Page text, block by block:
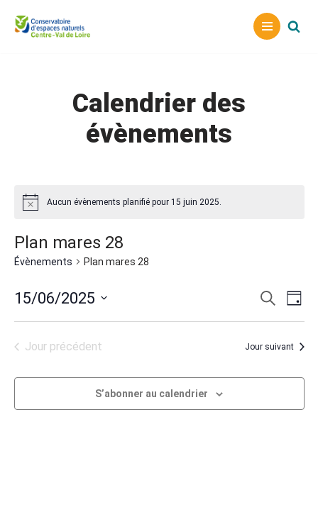
Aller
Calendrier des
évènements
Aucun évènements planifié pour 15 juin 2025.
Plan mares 28
Évènements Plan mares 28
et
de
Recherche
de
Jour
15/06/2025
date.Jour précédent Jour suivant
S’abonner au calendrier